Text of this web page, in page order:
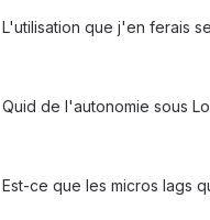
L'utilisation que j'en ferais
Quid de l'autonomie sous
Est-ce que les micros lags